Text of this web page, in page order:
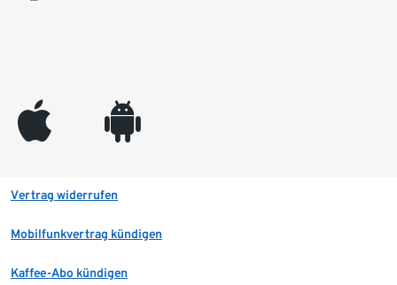
appleinc android
Vertrag widerrufen
Mobilfunkvertrag kündigen
Kaffee-Abo kündigen